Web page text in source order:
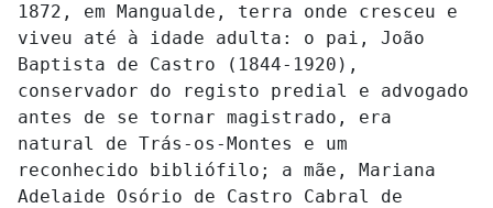
1872, em Mangualde, terra onde cresceu e
viveu até à idade adulta: o pai, João
Baptista de Castro (1844-1920),
conservador do registo predial e advogado
antes de se tornar magistrado, era
natural de Trás-os-Montes e um
reconhecido bibliófilo; a mãe, Mariana
Adelaide Osório de Castro Cabral de